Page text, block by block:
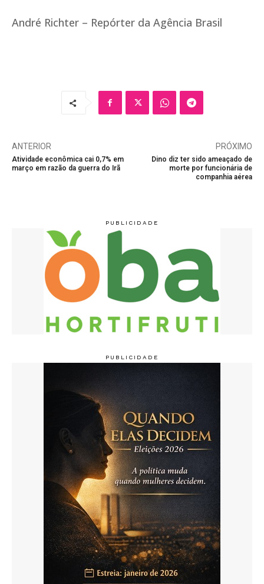
André Richter – Repórter da Agência Brasil
ANTERIOR
Atividade econômica cai 0,7% em
março em razão da guerra do Irã
PRÓXIMO
Dino diz ter sido ameaçado de
morte por funcionária de
companhia aérea